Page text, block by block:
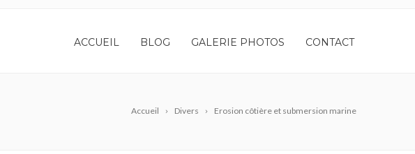
ACCUEIL BLOG GALERIE PHOTOS CONTACT
Accueil Divers Erosion côtière et submersion marine